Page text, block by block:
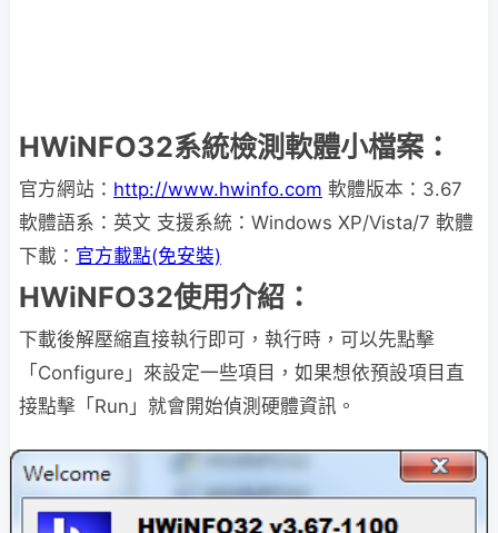
HWiNFO32系統檢測軟體小檔案：
官方網站： http://www.hwinfo.com 軟體版本：3.67
軟體語系：英文 支援系統：Windows XP/Vista/7 軟體
下載： 官方載點(免安裝)
HWiNFO32使用介紹：
下載後解壓縮直接執行即可，執行時，可以先點擊
「Configure」來設定一些項目，如果想依預設項目直
接點擊「Run」就會開始偵測硬體資訊。